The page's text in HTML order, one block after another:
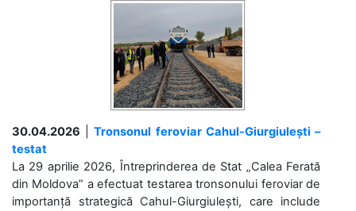
30.04.2026 |Tronsonul feroviar Cahul-Giurgiulești –
testat
La 29 aprilie 2026, Întreprinderea de Stat „Calea Ferată
din Moldova” a efectuat testarea tronsonului feroviar de
importanță strategică Cahul-Giurgiulești, care include